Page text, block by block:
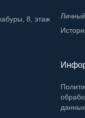
8, этаж
данных